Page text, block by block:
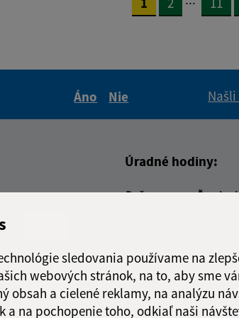
sledovania používame na
webových stránok, na to, aby sme
obsah a cielené reklamy, na analýzu
a na pochopenie toho, odkiaľ naši
Áno
Nie
Úradné hodiny:
Deň Čas
Streda:
07:30 -
Štvrtok:
07:30 -
Piatok:
07:30 -
Obedňajšia